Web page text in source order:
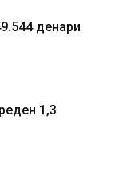
денари
1,3